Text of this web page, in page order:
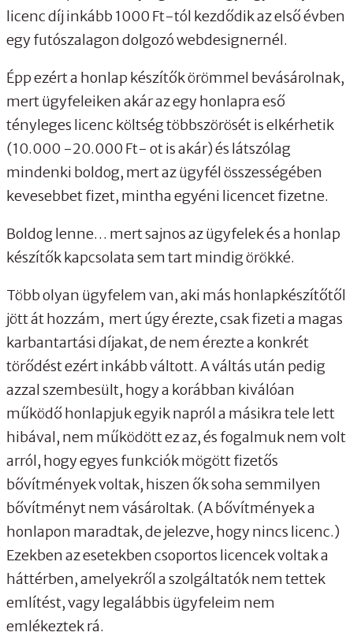
licenc díj inkább 1000 Ft-tól kezdődik az első évben
egy futószalagon dolgozó webdesignernél.
Épp ezért a honlap készítők örömmel bevásárolnak,
mert ügyfeleiken akár az egy honlapra eső
tényleges licenc költség többszörösét is elkérhetik
(10.000 -20.000 Ft- ot is akár) és látszólag
mindenki boldog, mert az ügyfél összességében
kevesebbet fizet, mintha egyéni licencet fizetne.
Boldog lenne… mert sajnos az ügyfelek és a honlap
készítők kapcsolata sem tart mindig örökké.
Több olyan ügyfelem van, aki más honlapkészítőtől
jött át hozzám, mert úgy érezte, csak fizeti a magas
karbantartási díjakat, de nem érezte a konkrét
törődést ezért inkább váltott. A váltás után pedig
azzal szembesült, hogy a korábban kiválóan
működő honlapjuk egyik napról a másikra tele lett
hibával, nem működött ez az, és fogalmuk nem volt
arról, hogy egyes funkciók mögött fizetős
bővítmények voltak, hiszen ők soha semmilyen
bővítményt nem vásároltak. (A bővítmények a
honlapon maradtak, de jelezve, hogy nincs licenc.)
Ezekben az esetekben csoportos licencek voltak a
háttérben, amelyekről a szolgáltatók nem tettek
említést, vagy legalábbis ügyfeleim nem
emlékeztek rá.